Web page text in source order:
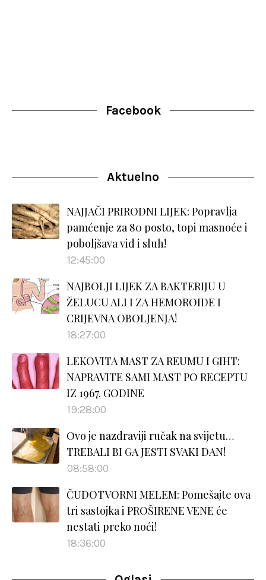
Facebook
Aktuelno
NAJJAČI PRIRODNI LIJEK: Popravlja
pamćenje za 80 posto, topi masnoće i
poboljšava vid i sluh!
12:45:00
NAJBOLJI LIJEK ZA BAKTERIJU U
ŽELUCU ALI I ZA HEMOROIDE I
CRIJEVNA OBOLJENJA!
18:27:00
LEKOVITA MAST ZA REUMU I GIHT:
NAPRAVITE SAMI MAST PO RECEPTU
IZ 1967. GODINE
19:28:00
Ovo je nazdraviji ručak na svijetu…
TREBALI BI GA JESTI SVAKI DAN!
08:58:00
ČUDOTVORNI MELEM: Pomešajte ova
tri sastojka i PROŠIRENE VENE će
nestati preko noći!
18:36:00